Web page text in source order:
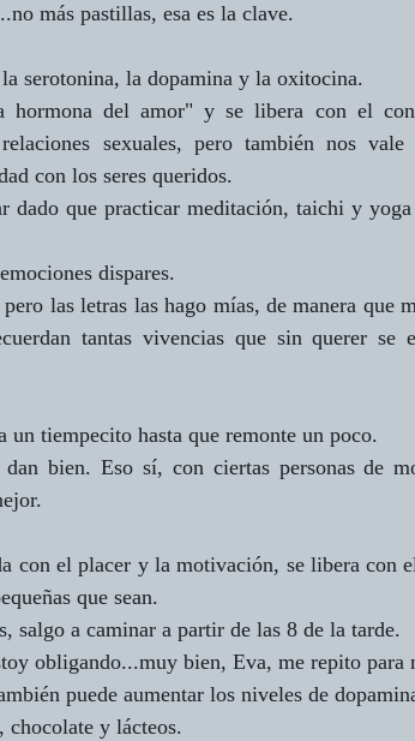
más pastillas, esa es la clave.
serotonina, la dopamina y la oxitocina.
hormona del amor" y se libera con el
sexuales, pero también nos vale
con los seres queridos.
dado que practicar meditación, taichi y
dispares.
las letras las hago mías, de manera que
tantas vivencias que sin querer se
un tiempecito hasta que remonte un poco.
bien. Eso sí, con ciertas personas de
con el placer y la motivación, se libera con
que sean.
salgo a caminar a partir de las 8 de la tarde.
obligando...muy bien, Eva, me repito para
puede aumentar los niveles de
chocolate y lácteos.